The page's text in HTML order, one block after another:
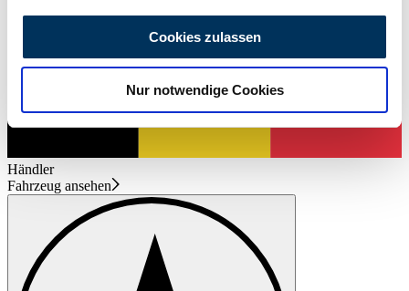
analysieren. Außerdem geben wir Informationen zu Ihrer
Verwendung unserer Website an unsere Partner für
soziale Medien, Werbung und Analysen weiter. Unsere
weiteren Daten zusammen, die Sie ihnen bereitgestellt
haben oder die sie im Rahmen Ihrer Nutzung der Dienste
gesammelt haben.Datenschutzerklärung
Cookies zulassen
Nur notwendige Cookies
Händler
Fahrzeug ansehen